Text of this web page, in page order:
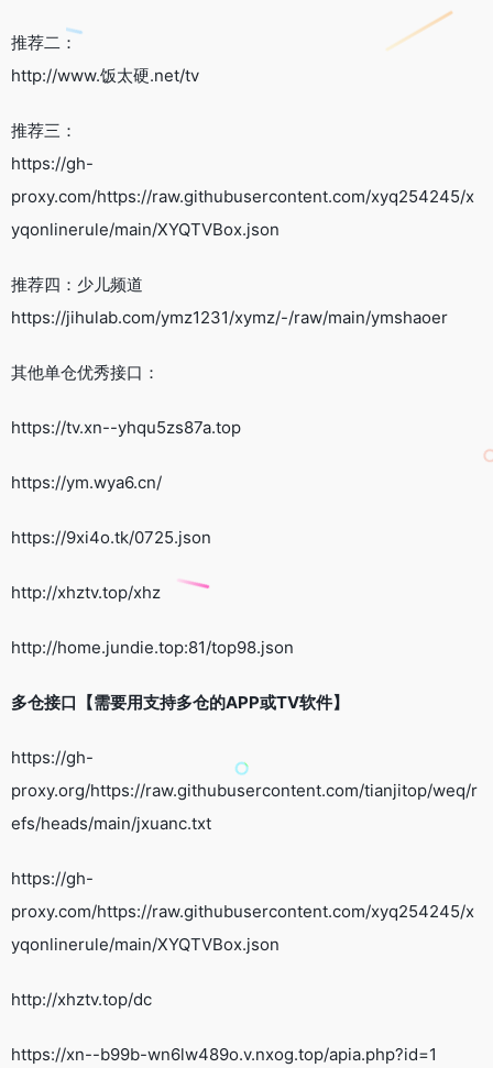
推荐二：
http://www.饭太硬.net/tv
推荐三：
https://gh-
proxy.com/https://raw.githubusercontent.com/xyq254245/x
yqonlinerule/main/XYQTVBox.json
推荐四：少儿频道
https://jihulab.com/ymz1231/xymz/-/raw/main/ymshaoer
其他单仓优秀接口：
https://tv.xn--yhqu5zs87a.top
https://ym.wya6.cn/
https://9xi4o.tk/0725.json
http://xhztv.top/xhz
http://home.jundie.top:81/top98.json
多仓接口【需要用支持多仓的APP或TV软件】
https://gh-
proxy.org/https://raw.githubusercontent.com/tianjitop/weq/r
efs/heads/main/jxuanc.txt
https://gh-
proxy.com/https://raw.githubusercontent.com/xyq254245/x
yqonlinerule/main/XYQTVBox.json
http://xhztv.top/dc
https://xn--b99b-wn6lw489o.v.nxog.top/apia.php?id=1